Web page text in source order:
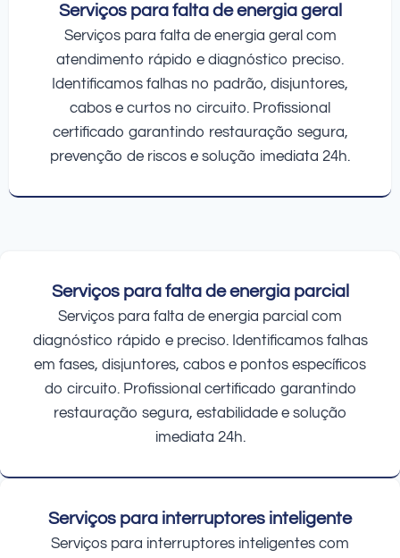
Serviços para falta de energia geral
Serviços para falta de energia geral com
atendimento rápido e diagnóstico preciso.
Identificamos falhas no padrão, disjuntores,
cabos e curtos no circuito. Profissional
certificado garantindo restauração segura,
prevenção de riscos e solução imediata 24h.
Serviços para falta de energia parcial
Serviços para falta de energia parcial com
diagnóstico rápido e preciso. Identificamos falhas
em fases, disjuntores, cabos e pontos específicos
do circuito. Profissional certificado garantindo
restauração segura, estabilidade e solução
imediata 24h.
Serviços para interruptores inteligente
Serviços para interruptores inteligentes com